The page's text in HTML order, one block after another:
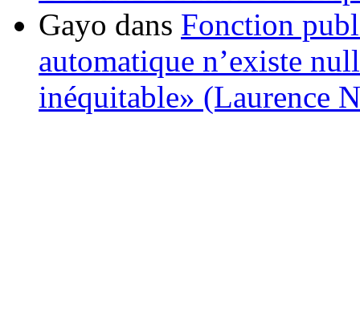
Gayo dans Fonction
automatique n’existe
inéquitable» (Laurence